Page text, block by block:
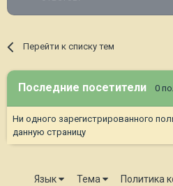
Перейти к списку тем
Последние посетители 0
Ни одного зарегистрированного
данную страницу
Язык Тема Политика